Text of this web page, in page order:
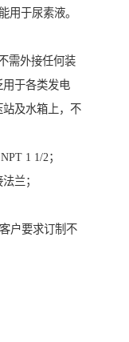
用于尿素液。
需外接任何装
于各类发电
及水箱上，不
1 1/2；
兰；
户要求订制不